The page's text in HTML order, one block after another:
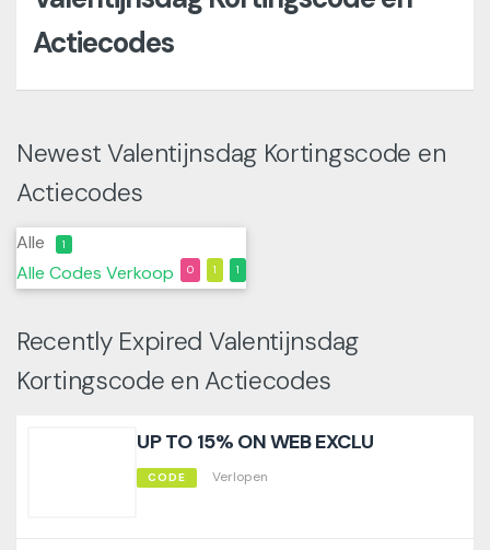
Actiecodes
Newest Valentijnsdag Kortingscode en
Actiecodes
Alle 1
Alle 1
Codes 1
Verkoop 0
Recently Expired Valentijnsdag
Kortingscode en Actiecodes
UP TO 15% ON WEB EXCLU
CODE Verlopen